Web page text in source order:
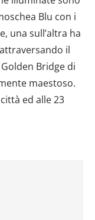
Blu con i
una sull’altra ha
il
Bridge di
maestoso.
ed alle 23